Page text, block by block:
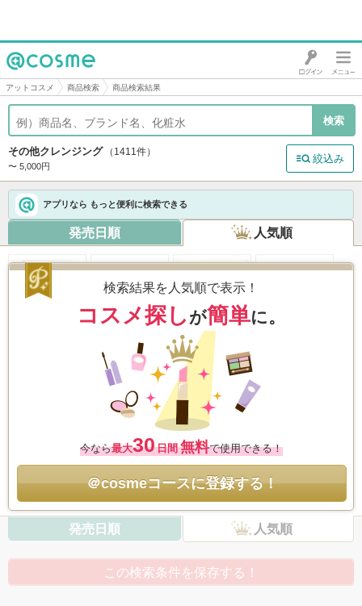
検索結果を人気順で表示！
コスメ探し が簡単に。
今なら最大30日間 無料で使用できる！
＠cosmeコースに登録する！
@cosme
アットコスメ 商品検索 商品検索結果
その他クレンジング （1411件）
〜 5,000円
絞込み
アプリなら もっと便利に検索できる
発売日順 人気順
発売日順 人気順
この検索条件を保存する！